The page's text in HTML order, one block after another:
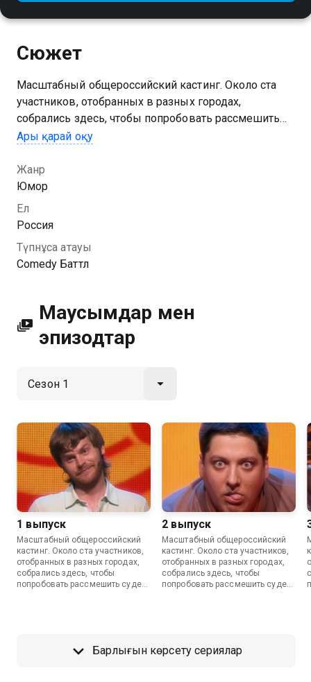
Сюжет
Масштабный общероссийский кастинг. Около ста
участников, отобранных в разных городах,
собрались здесь, чтобы попробовать рассмешить
судей и получить реальный шанс стать известными.
1 маусымын Comedy Баттл сериалының онлайн
көру мүмкіндігіңіз бар, ол тегін және жоғары сапалы
HD форматында Қазахтелеком арқылы қолжетімді.
Ары қарай оқу
Жанр
Юмор
Ел
Россия
Түпнұсқа атауы
Comedy Баттл
Маусымдар мен
эпизодтар
1 выпуск
Масштабный общероссийский
кастинг. Около ста участников,
отобранных в разных городах,
собрались здесь, чтобы
попробовать рассмешить судей
2 выпуск
Масштабный общероссийский
кастинг. Около ста участников,
отобранных в разных городах,
собрались здесь, чтобы
попробовать рассмешить судей
Барлығын көрсету сериялар